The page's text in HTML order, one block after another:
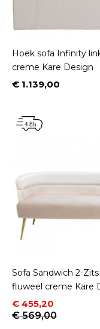
avonden
Hoek sofa Infinity
creme Kare Design
Prijs
€ 1.139,00
Sofa Sandwich 2-Zits
fluweel creme Kare
Prijs
€ 455,20
Normale prijs
€ 569,00